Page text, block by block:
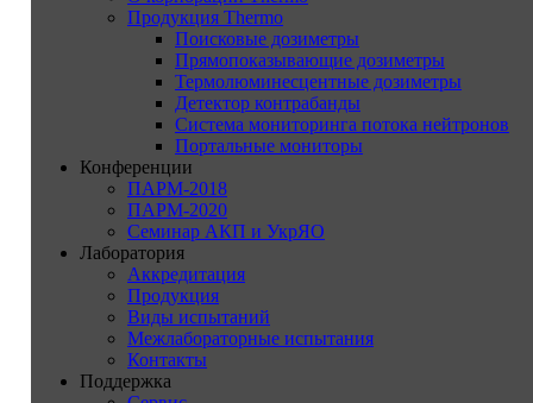
Продукция Thermo
Поисковые дозиметры
Прямопоказывающие дозиметры
Термолюминесцентные дозиметры
Детектор контрабанды
Система мониторинга потока нейтронов
Портальные мониторы
Конференции
ПАРМ-2018
ПАРМ-2020
Семинар АКП и УкрЯО
Лаборатория
Аккредитация
Продукция
Виды испытаний
Межлабораторные испытания
Контакты
Поддержка